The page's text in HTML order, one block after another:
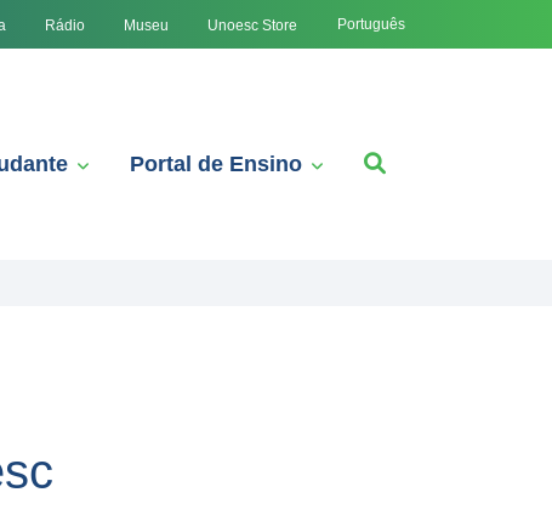
Rádio Museu Unoesc Store Português
Portal de Ensino